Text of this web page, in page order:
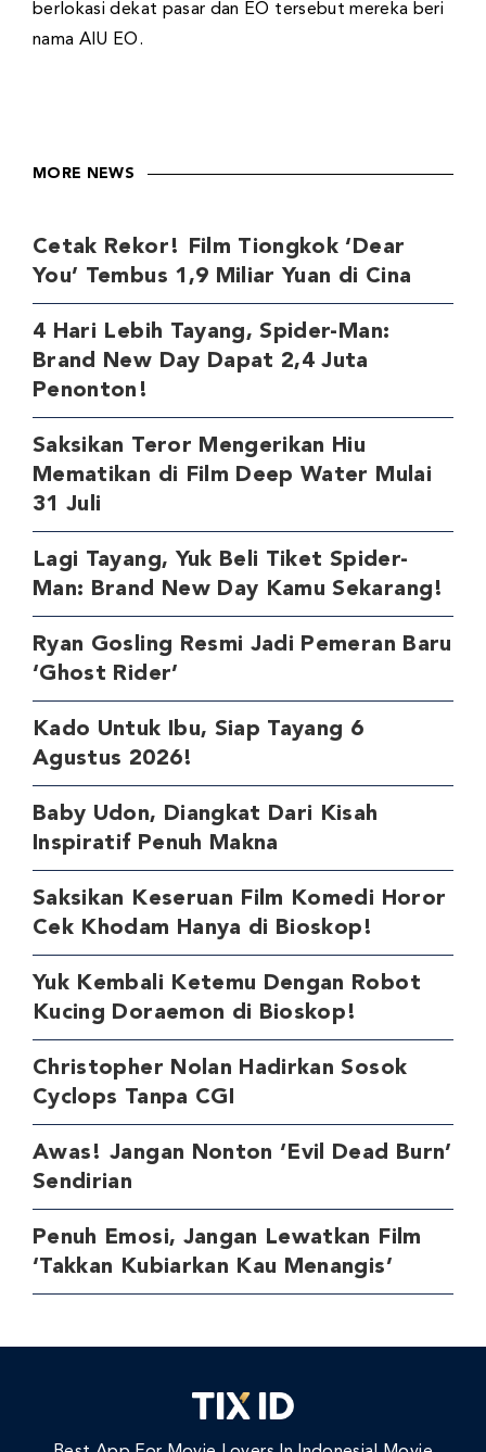
berlokasi dekat pasar dan EO tersebut mereka beri
nama AIU EO.
MORE NEWS
Cetak Rekor! Film Tiongkok ‘Dear
You’ Tembus 1,9 Miliar Yuan di Cina
4 Hari Lebih Tayang, Spider-Man:
Brand New Day Dapat 2,4 Juta
Penonton!
Saksikan Teror Mengerikan Hiu
Mematikan di Film Deep Water Mulai
31 Juli
Lagi Tayang, Yuk Beli Tiket Spider-
Man: Brand New Day Kamu Sekarang!
Ryan Gosling Resmi Jadi Pemeran Baru
‘Ghost Rider’
Kado Untuk Ibu, Siap Tayang 6
Agustus 2026!
Baby Udon, Diangkat Dari Kisah
Inspiratif Penuh Makna
Saksikan Keseruan Film Komedi Horor
Cek Khodam Hanya di Bioskop!
Yuk Kembali Ketemu Dengan Robot
Kucing Doraemon di Bioskop!
Christopher Nolan Hadirkan Sosok
Cyclops Tanpa CGI
Awas! Jangan Nonton ‘Evil Dead Burn’
Sendirian
Penuh Emosi, Jangan Lewatkan Film
‘Takkan Kubiarkan Kau Menangis’